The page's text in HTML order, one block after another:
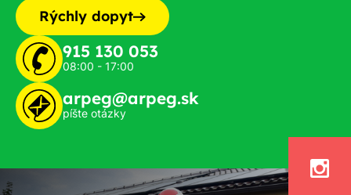
Rýchly dopyt
915 130 053
08:00 - 17:00
arpeg@arpeg.sk
píšte otázky